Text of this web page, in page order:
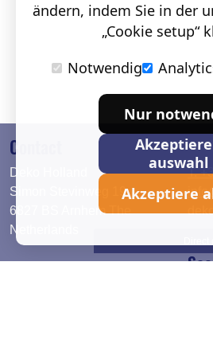
Contact
Deko Holland
Simon Stevinweg 19
6827 BS Arnhem The
Netherlands
T.
ändern, indem Sie in der
„Cookie setup“
Notwendig
Nur
auswahl
Akzeptiere